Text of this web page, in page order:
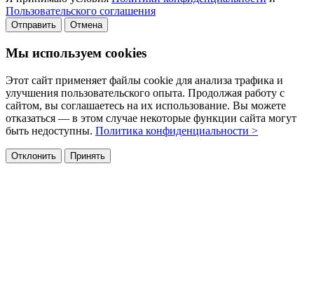
Пользовательского соглашения
Отправить Отмена
Мы используем cookies
Этот сайт применяет файлы cookie для анализа трафика и
улучшения пользовательского опыта. Продолжая работу с
сайтом, вы соглашаетесь на их использование. Вы можете
отказаться — в этом случае некоторые функции сайта могут
быть недоступны. Политика конфиденциальности >
Отклонить Принять